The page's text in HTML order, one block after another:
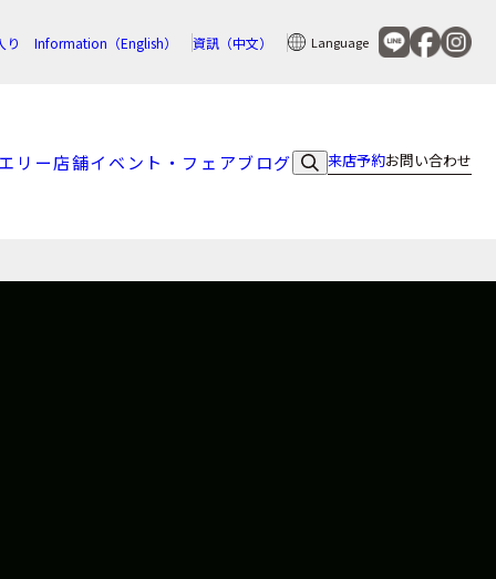
り Information（English） 資訊（中文） Language
リー店舗イベント・フェアブログ 来店予約お問い合わせ